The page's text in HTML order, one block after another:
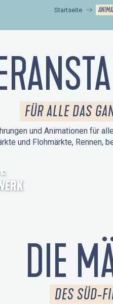
Startseite
FÜR ALLE DAS
und Animationen für
und Flohmärkte,
DIE
DES SÜD-